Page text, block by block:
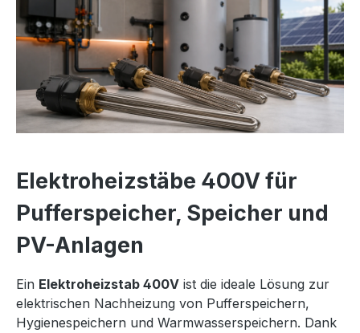
Elektroheizstäbe 400V für
Pufferspeicher, Speicher und
PV-Anlagen
Ein Elektroheizstab 400V ist die ideale Lösung zur
elektrischen Nachheizung von Pufferspeichern,
Hygienespeichern und Warmwasserspeichern. Dank